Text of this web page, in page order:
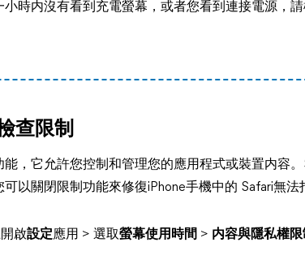
小時内沒有看到充電螢幕，或者您看到連接電源，
查限制
能，它允許您控制和管理您的應用程式或裝置内容
可以關閉限制功能來修復iPhone手機中的 Safari無法
開啟設定應用 > 選取螢幕使用時間 > 内容與隱私權限